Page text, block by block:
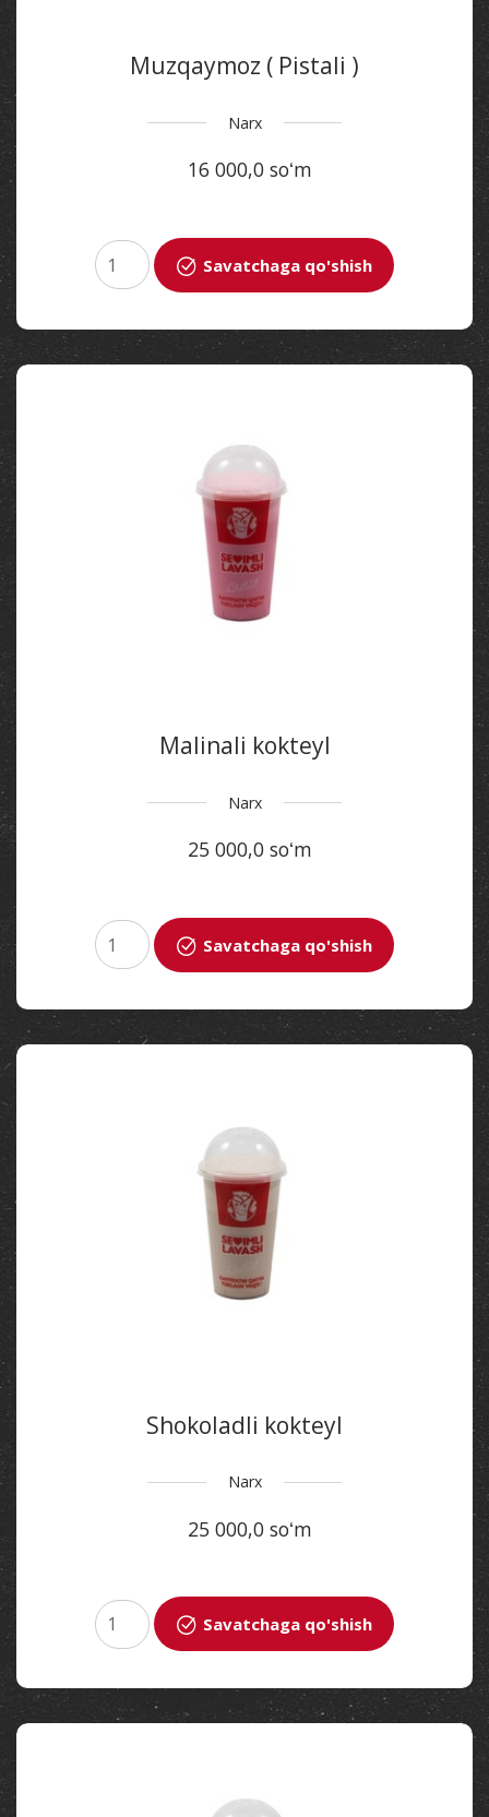
Muzqaymoz ( Pistali )
Narx
16 000,0 soʻm
Savatchaga qo'shish
Malinali kokteyl
Narx
25 000,0 soʻm
Savatchaga qo'shish
Shokoladli kokteyl
Narx
25 000,0 soʻm
Savatchaga qo'shish